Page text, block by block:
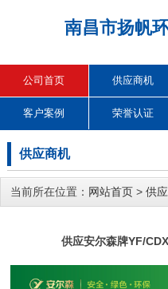
南昌市扬帆
公司首页 供应商机
客户案例 荣誉认证
供应商机
当前所在位置： 网站首页 > 供
供应安尔森牌YF/